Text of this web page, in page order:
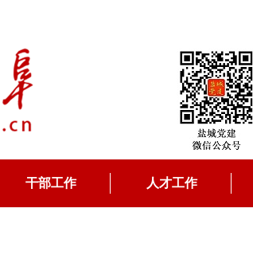
干部工作 人才工作